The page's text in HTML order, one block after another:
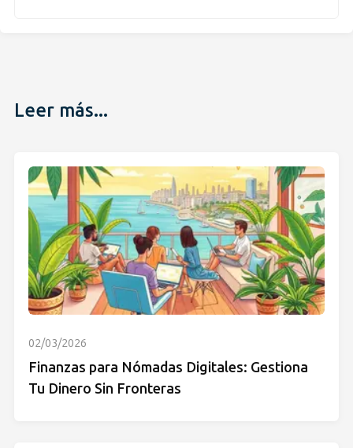
Leer más...
02/03/2026
Finanzas para Nómadas Digitales: Gestiona
Tu Dinero Sin Fronteras